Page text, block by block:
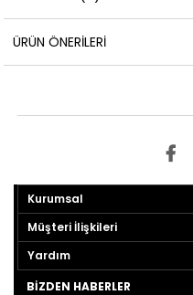
ÜRÜN ÖNERILERI
Kurumsal
Müşteri İlişkileri
Yardım
BIZDEN HABERLER